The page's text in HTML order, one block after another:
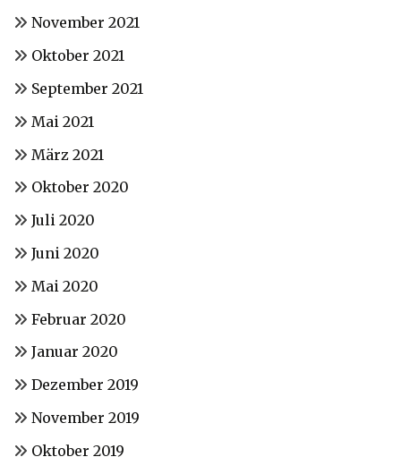
November 2021
Oktober 2021
September 2021
Mai 2021
März 2021
Oktober 2020
Juli 2020
Juni 2020
Mai 2020
Februar 2020
Januar 2020
Dezember 2019
November 2019
Oktober 2019